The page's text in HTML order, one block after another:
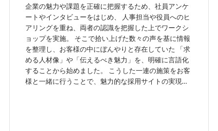
企業の魅力や課題を正確に把握するため、社員アンケ
ートやインタビューをはじめ、 人事担当や役員へのヒ
アリングを重ね、両者の認識を把握した上でワークシ
ョップを実施。 そこで拾い上げた数々の声を基に情報
を整理し、お客様の中にぼんやりと存在していた 「求
める人材像」や「伝えるべき魅力」を、明確に言語化
することから始めました。 こうした一連の施策をお客
様と一緒に行うことで、魅力的な採用サイトの実現は